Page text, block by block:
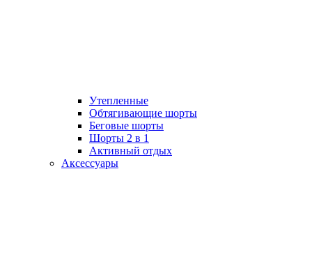
Утепленные
Обтягивающие шорты
Беговые шорты
Шорты 2 в 1
Активный отдых
Аксессуары